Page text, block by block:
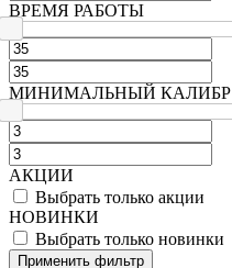
ВРЕМЯ РАБОТЫ
МИНИМАЛЬНЫЙ КАЛИБР
АКЦИИ
Выбрать только акции
НОВИНКИ
Выбрать только новинки